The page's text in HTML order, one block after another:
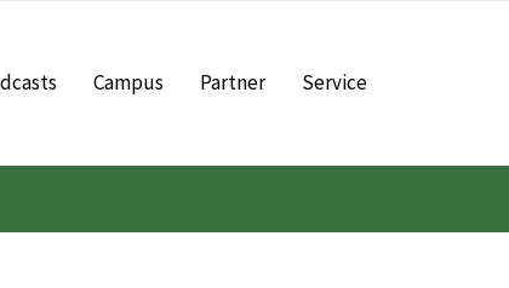
Campus Partner Service